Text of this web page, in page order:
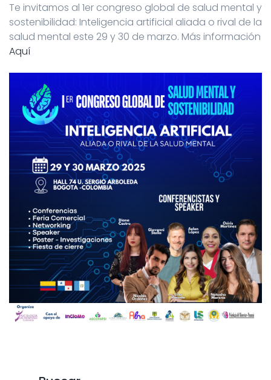
Te invitamos al 1er congreso global de salud mental y
sostenibilidad: Inteligencia artificial aliada o rival de la
salud mental este 29 y 30 de marzo. Más información
Aquí